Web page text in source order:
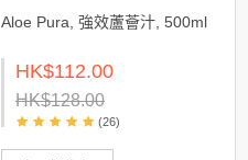
Aloe Pura, 強效蘆薈汁, 500ml
HK$112.00
HK$128.00
(26)